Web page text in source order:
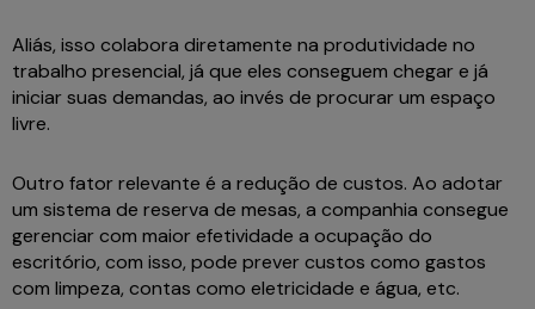
Aliás, isso colabora diretamente na produtividade no
trabalho presencial, já que eles conseguem chegar e já
iniciar suas demandas, ao invés de procurar um espaço
livre.
Outro fator relevante é a redução de custos. Ao adotar
um sistema de reserva de mesas, a companhia consegue
gerenciar com maior efetividade a ocupação do
escritório, com isso, pode prever custos como gastos
com limpeza, contas como eletricidade e água, etc.